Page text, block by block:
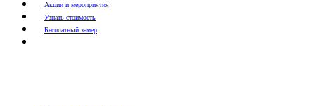
Акции и мероприятия
Узнать стоимость
Бесплатный замер